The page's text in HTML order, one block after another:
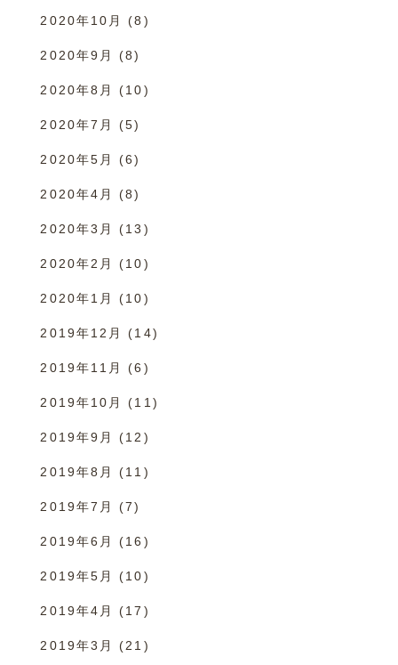
2020年10月 (8)
2020年9月 (8)
2020年8月 (10)
2020年7月 (5)
2020年5月 (6)
2020年4月 (8)
2020年3月 (13)
2020年2月 (10)
2020年1月 (10)
2019年12月 (14)
2019年11月 (6)
2019年10月 (11)
2019年9月 (12)
2019年8月 (11)
2019年7月 (7)
2019年6月 (16)
2019年5月 (10)
2019年4月 (17)
2019年3月 (21)